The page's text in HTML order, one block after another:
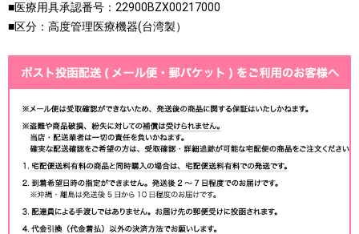
■医療用具承認番号：22900BZX00217000
■区分：高度管理医療機器(台湾製）